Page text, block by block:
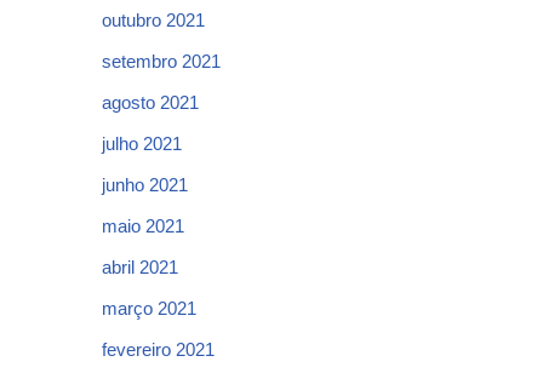
outubro 2021
setembro 2021
agosto 2021
julho 2021
junho 2021
maio 2021
abril 2021
março 2021
fevereiro 2021